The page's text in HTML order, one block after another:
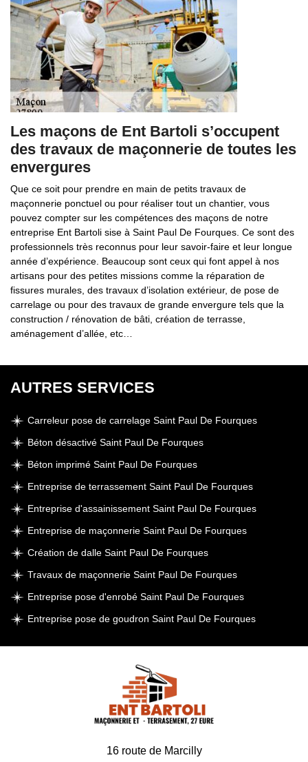
Les maçons de Ent Bartoli s’occupent
des travaux de maçonnerie de toutes les
envergures
Que ce soit pour prendre en main de petits travaux de
maçonnerie ponctuel ou pour réaliser tout un chantier, vous
pouvez compter sur les compétences des maçons de notre
entreprise Ent Bartoli sise à Saint Paul De Fourques. Ce sont des
professionnels très reconnus pour leur savoir-faire et leur longue
année d’expérience. Beaucoup sont ceux qui font appel à nos
artisans pour des petites missions comme la réparation de
fissures murales, des travaux d’isolation extérieur, de pose de
carrelage ou pour des travaux de grande envergure tels que la
construction / rénovation de bâti, création de terrasse,
aménagement d’allée, etc…
AUTRES SERVICES
Carreleur pose de carrelage Saint Paul De Fourques
Béton désactivé Saint Paul De Fourques
Béton imprimé Saint Paul De Fourques
Entreprise de terrassement Saint Paul De Fourques
Entreprise d'assainissement Saint Paul De Fourques
Entreprise de maçonnerie Saint Paul De Fourques
Création de dalle Saint Paul De Fourques
Travaux de maçonnerie Saint Paul De Fourques
Entreprise pose d'enrobé Saint Paul De Fourques
Entreprise pose de goudron Saint Paul De Fourques
16 route de Marcilly